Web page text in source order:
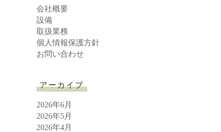
h
会社概要
設備
取扱業務
個人情報保護方針
お問い合わせ
アーカイブ
2026年6月
2026年5月
2026年4月